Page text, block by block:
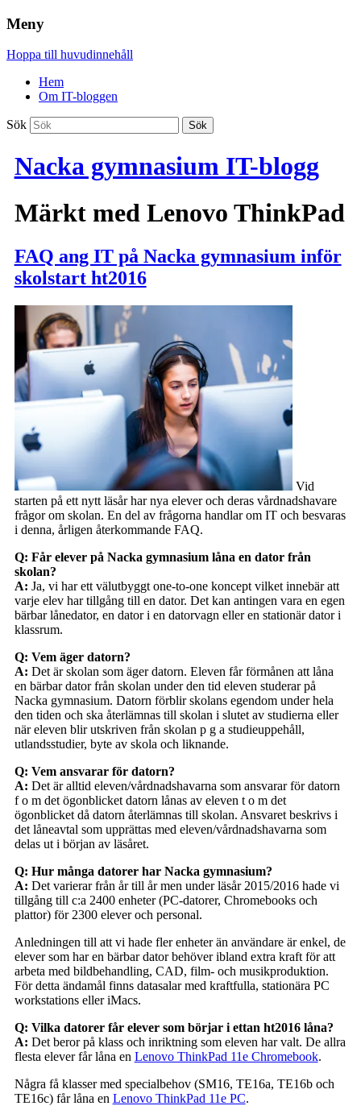
Meny
Hoppa till huvudinnehåll
Hem
Om IT-bloggen
Sök
Nacka gymnasium IT-blogg
Märkt med Lenovo ThinkPad
FAQ ang IT på Nacka gymnasium inför
skolstart ht2016
Vid
starten på ett nytt läsår har nya elever och deras vårdnadshavare
frågor om skolan. En del av frågorna handlar om IT och besvaras
i denna, årligen återkommande FAQ.
Q: Får elever på Nacka gymnasium låna en dator från
skolan?
A: Ja, vi har ett välutbyggt one-to-one koncept vilket innebär att
varje elev har tillgång till en dator. Det kan antingen vara en egen
bärbar lånedator, en dator i en datorvagn eller en stationär dator i
klassrum.
Q: Vem äger datorn?
A: Det är skolan som äger datorn. Eleven får förmånen att låna
en bärbar dator från skolan under den tid eleven studerar på
Nacka gymnasium. Datorn förblir skolans egendom under hela
den tiden och ska återlämnas till skolan i slutet av studierna eller
när eleven blir utskriven från skolan p g a studieuppehåll,
utlandsstudier, byte av skola och liknande.
Q: Vem ansvarar för datorn?
A: Det är alltid eleven/vårdnadshavarna som ansvarar för datorn
f o m det ögonblicket datorn lånas av eleven t o m det
ögonblicket då datorn återlämnas till skolan. Ansvaret beskrivs i
det låneavtal som upprättas med eleven/vårdnadshavarna som
delas ut i början av läsåret.
Q: Hur många datorer har Nacka gymnasium?
A: Det varierar från år till år men under läsår 2015/2016 hade vi
tillgång till c:a 2400 enheter (PC-datorer, Chromebooks och
plattor) för 2300 elever och personal.
Anledningen till att vi hade fler enheter än användare är enkel, de
elever som har en bärbar dator behöver ibland extra kraft för att
arbeta med bildbehandling, CAD, film- och musikproduktion.
För detta ändamål finns datasalar med kraftfulla, stationära PC
workstations eller iMacs.
Q: Vilka datorer får elever som börjar i ettan ht2016 låna?
A: Det beror på klass och inriktning som eleven har valt. De allra
flesta elever får låna en Lenovo ThinkPad 11e Chromebook.
Några få klasser med specialbehov (SM16, TE16a, TE16b och
TE16c) får låna en Lenovo ThinkPad 11e PC.